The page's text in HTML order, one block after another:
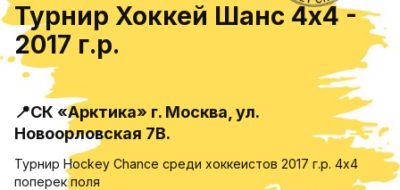
Турнир Хоккей Шанс 4х4 -
2017 г.р.
📍СК «Арктика» г. Москва, ул.
Новоорловская 7В.
Турнир Hockey Chance среди хоккеистов 2017 г.р. 4x4
поперек поля